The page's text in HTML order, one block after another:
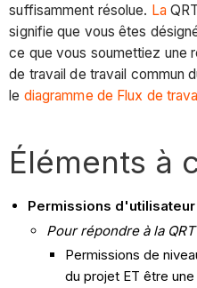
suffisamment résolue. La
signifie que vous êtes
ce que vous soumettiez une
de travail de travail commun
le diagramme de Flux de
Éléments à
Permissions
Pour répondre à la
Permissions de
du projet ET être